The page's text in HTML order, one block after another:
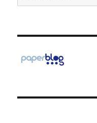
pour :